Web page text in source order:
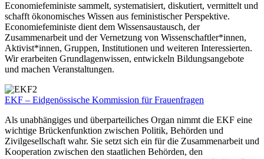
Economiefeministe sammelt, systematisiert, diskutiert, vermittelt und
schafft ökonomisches Wissen aus feministischer Perspektive.
Economiefeministe dient dem Wissensaustausch, der
Zusammenarbeit und der Vernetzung von Wissenschaftler*innen,
Aktivist*innen, Gruppen, Institutionen und weiteren Interessierten.
Wir erarbeiten Grundlagenwissen, entwickeln Bildungsangebote
und machen Veranstaltungen.
EKF – Eidgenössische Kommission für Frauenfragen
Als unabhängiges und überparteiliches Organ nimmt die EKF eine
wichtige Brückenfunktion zwischen Politik, Behörden und
Zivilgesellschaft wahr. Sie setzt sich ein für die Zusammenarbeit und
Kooperation zwischen den staatlichen Behörden, den